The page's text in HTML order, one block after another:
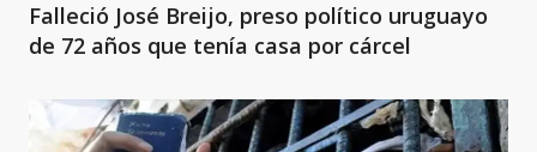
Falleció José Breijo, preso político uruguayo
de 72 años que tenía casa por cárcel